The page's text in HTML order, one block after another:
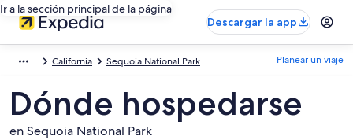
Ir a la sección principal de la página
Descargar la app
California Sequoia National Park Planear un viaje
Dónde hospedarse
en Sequoia National Park